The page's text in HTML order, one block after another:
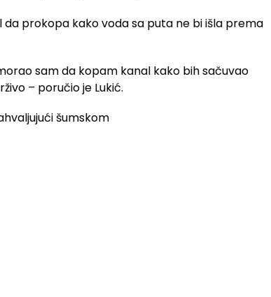
da prokopa kako voda sa puta ne bi išla prema
sam da kopam kanal kako bih sačuvao
– poručio je Lukić.